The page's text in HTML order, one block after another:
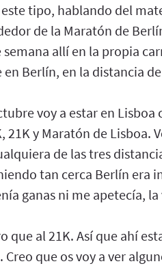
tipo, hablando del
de la Maratón de
allí en la propia
Berlín, en la distancia
voy a estar en
y Maratón de Lisboa.
de las tres
tan cerca Berlín era
ganas ni me apetecía, la
al 21K. Así que ahí
que os voy a ver